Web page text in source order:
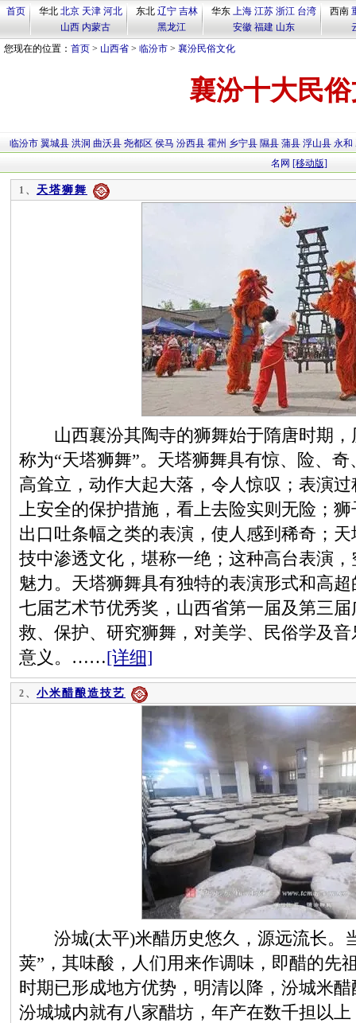
首页 华北 北京 天津 河北
山西 内蒙古
东北 辽宁 吉林
黑龙江
华东 上海 江苏 浙江 台湾
安徽 福建 山东
西南
您现在的位置： 首页 > 山西省 > 临汾市 > 襄汾民俗文化
襄汾十大民
临汾市 翼城县 洪洞 曲沃县 尧都区 侯马 汾西县 霍州 乡宁县 隰县 蒲县 浮山县 永和
名网 [移动版]
1、 天塔狮舞
山西襄汾其陶寺的狮舞始于隋唐时期，
称为“天塔狮舞”。天塔狮舞具有惊、险、
高耸立，动作大起大落，令人惊叹；表演
上安全的保护措施，看上去险实则无险；
出口吐条幅之类的表演，使人感到稀奇；
技中渗透文化，堪称一绝；这种高台表演
魅力。天塔狮舞具有独特的表演形式和高
七届艺术节优秀奖，山西省第一届及第三
救、保护、研究狮舞，对美学、民俗学及
意义。……[详细]
2、 小米醋酿造技艺
汾城(太平)米醋历史悠久，源远流长。
荚”，其味酸，人们用来作调味，即醋的先
时期已形成地方优势，明清以降，汾城米
汾城城内就有八家醋坊，年产在数千担以